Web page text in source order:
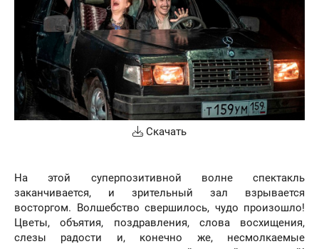
Скачать
На этой суперпозитивной волне спектакль
заканчивается, и зрительный зал взрывается
восторгом. Волшебство свершилось, чудо произошло!
Цветы, объятия, поздравления, слова восхищения,
слезы радости и, конечно же, несмолкаемые